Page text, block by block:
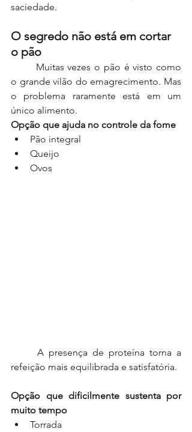
saciedade.
O segredo não está em cortar
o pão
o grande vilão do emagrecimento. Mas
o problema raramente está em um
único alimento.
Opção que ajuda no controle da fome
Pão integral
Queijo
Ovos
refeição mais equilibrada e satisfatória.
Opção que dificilmente sustenta por
muito tempo
Torrada